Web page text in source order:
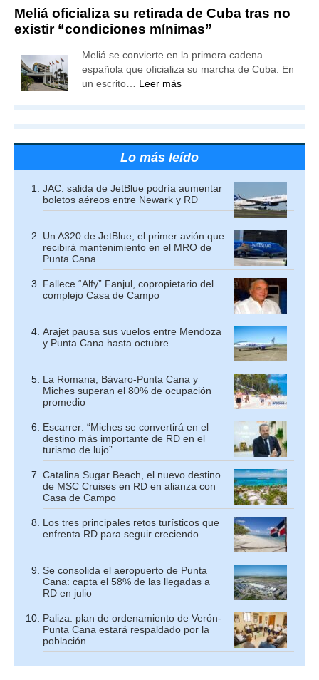
Meliá oficializa su retirada de Cuba tras no
existir “condiciones mínimas”
Meliá se convierte en la primera cadena
española que oficializa su marcha de Cuba. En
un escrito… Leer más
Lo más leído
JAC: salida de JetBlue podría aumentar
boletos aéreos entre Newark y RD
Un A320 de JetBlue, el primer avión que
recibirá mantenimiento en el MRO de
Punta Cana
Fallece “Alfy” Fanjul, copropietario del
complejo Casa de Campo
Arajet pausa sus vuelos entre Mendoza
y Punta Cana hasta octubre
La Romana, Bávaro-Punta Cana y
Miches superan el 80% de ocupación
promedio
Escarrer: “Miches se convertirá en el
destino más importante de RD en el
turismo de lujo”
Catalina Sugar Beach, el nuevo destino
de MSC Cruises en RD en alianza con
Casa de Campo
Los tres principales retos turísticos que
enfrenta RD para seguir creciendo
Se consolida el aeropuerto de Punta
Cana: capta el 58% de las llegadas a
RD en julio
Paliza: plan de ordenamiento de Verón-
Punta Cana estará respaldado por la
población